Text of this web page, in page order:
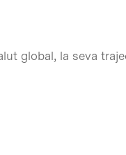
global, la seva